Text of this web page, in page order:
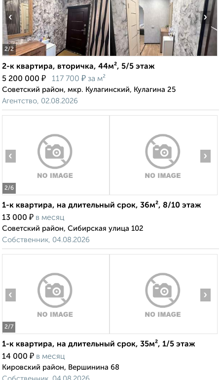
2/2
‹ ›
2-к квартира, вторичка, 44м², 5/5 этаж
5 200 000 ₽ 117 700 ₽ за м²
Советский район, мкр. Кулагинский, Кулагина 25
Агентство, 02.08.2026
2/6
‹ ›
1-к квартира, на длительный срок, 36м², 8/10 этаж
13 000 ₽ в месяц
Советский район, Сибирская улица 102
Собственник, 04.08.2026
2/7
‹ ›
1-к квартира, на длительный срок, 35м², 1/5 этаж
14 000 ₽ в месяц
Кировский район, Вершинина 68